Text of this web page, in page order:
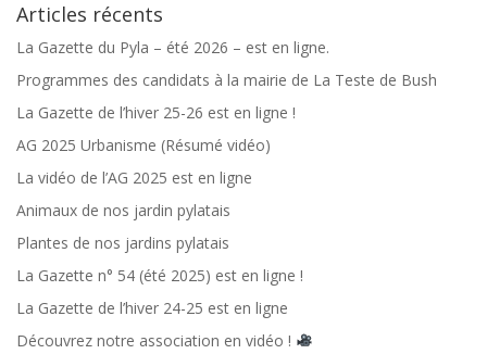
Articles récents
La Gazette du Pyla – été 2026 – est en ligne.
Programmes des candidats à la mairie de La Teste de Bush
La Gazette de l’hiver 25-26 est en ligne !
AG 2025 Urbanisme (Résumé vidéo)
La vidéo de l’AG 2025 est en ligne
Animaux de nos jardin pylatais
Plantes de nos jardins pylatais
La Gazette n° 54 (été 2025) est en ligne !
La Gazette de l’hiver 24-25 est en ligne
Découvrez notre association en vidéo !